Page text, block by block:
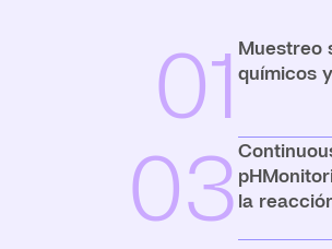
01 Muestreo
químicos
03 la